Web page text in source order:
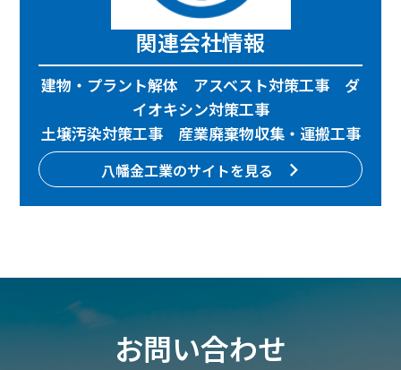
関連会社情報
建物・プラント解体 アスベスト対策工事 ダ
イオキシン対策工事
土壌汚染対策工事 産業廃棄物収集・運搬工事
八幡金工業のサイトを見る
お問い合わせ